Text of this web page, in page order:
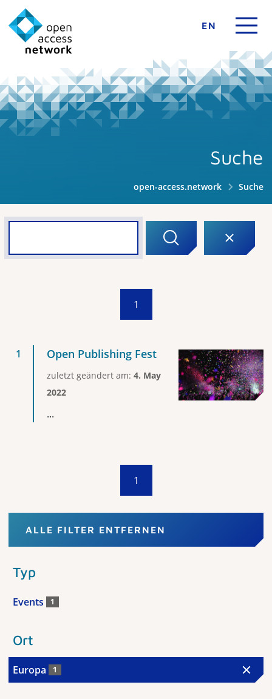
EN
Suche
open-access.network Suche
1
Open Publishing Fest
zuletzt geändert am: 4. May
2022
...
1
ALLE FILTER ENTFERNEN
Typ
Events 1
Ort
Europa 1